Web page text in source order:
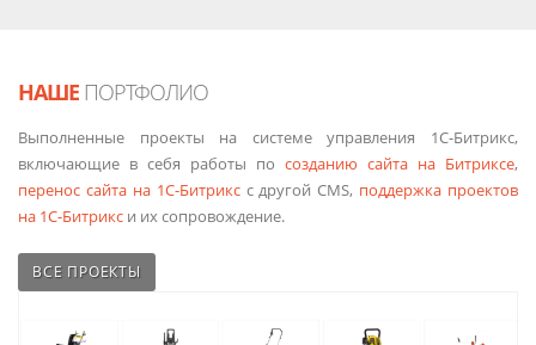
НАШЕ ПОРТФОЛИО
Выполненные проекты на системе управления 1С-Битрикс,
включающие в себя работы по созданию сайта на Битриксе,
перенос сайта на 1С-Битриксс другой CMS, поддержка проектов
на 1С-Битрикс и их сопровождение.
ВСЕ ПРОЕКТЫ